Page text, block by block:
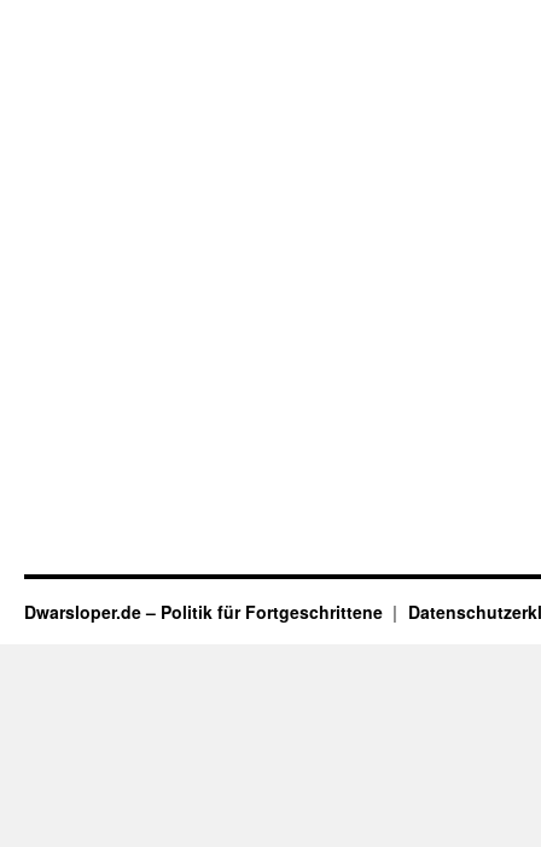
Dwarsloper.de – Politik für Fortgeschrittene